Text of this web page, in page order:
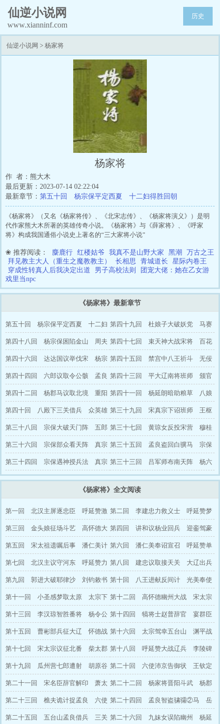
仙逆小说网
www.xianninf.com
历史
仙逆小说网 > 杨家将
杨家将
作 者：熊大木
最后更新：2023-07-14 02:22:04
最新章节： 第五十回 杨宗保平定西夏 十二妇得胜回朝
《杨家将》（又名《杨家将传》、《北宋志传》、《杨家将演义》）是明
代作家熊大木所著的英雄传奇小说。《杨家将》与《薛家将》、《呼家
将》构成我国通俗小说史上著名的“三大家将小说”
❀ 推荐阅读： 麋鹿行 红楼姑爷 我真不是山野大家 黑潮
万古之王
拜见教主大人（重生之魔教教主）
长相思 青城道长
星际内卷王
穿成性转真人后我决定出道
男子高校法则
团宠大佬：她在乙女游
戏里当npc
《杨家将》最新章节
第五十回 杨宗保平定西夏 十二妇
得胜回朝
第四十九回 杜娘子大破妖党 马赛
英火烧番营
第四十八回 杨宗保困陷金山 周夫
人力主救兵
第四十七回 束天神大战宋将 百花
女锤打张达
第四十六回 达达国议举伐宋 杨宗
保兵征西夏
第四十五回 禁宫中八王祈斗 无佞
府郡马寿终
第四十四回 六郎议取令公骸 孟良
焦赞双丧命
第四十三回 平大辽南将班师 颁官
诰大封功臣
第四十二回 杨郡马议取北境 重阳
女大闹幽州
第四十一回 杨延朗暗助粮草 八娘
子大战番兵
第四十回 八殿下三关借兵 众英雄
九龙斗武
第三十九回 宋真宗下诏班师 王枢
密进用反间
第三十八回 宗保大破天门阵 五郎
降伏萧天佐
第三十七回 黄琼女反投宋营 穆桂
英破阵救姑
第三十六回 宗保部众看天阵 真宗
筑坛封将帅
第三十五回 孟良盗回白骥马 宗保
佳遇穆桂英
第三十四回 宗保遇神授兵法 真宗
出榜募医人
第三十三回 吕军师布南天阵 杨六
使明下三关
《杨家将》全文阅读
第一回 北汉主屏逐忠臣 呼延赞激
烈报仇
第二回 李建忠力救义士 呼延赞梦
神教武
第三回 金头娘征场斗艺 高怀德大
战潞州
第四回 讲和议杨业回兵 迎銮驾豪
杰施能
第五回 宋太祖遗嘱后事 潘仁美计
逐英雄
第六回 潘仁美奉诏宣召 呼延赞单
骑救驾
第七回 北汉主议守河东 呼延赞力
擒敌将
第八回 建忠议取接天关 大辽出兵
救晋阳
第九回 郭进大破耶律沙 刘钧敕书
召杨业
第十回 八王进献反间计 光美奉使
说杨业
第十一回 小圣感梦取太原 太宗下
议征大辽
第十二回 高怀德幽州大战 宋太宗
班师还汴
第十三回 李汉琼智胜番将 杨令公
大破辽兵
第十四回 犒将士赵普辞官 宴群臣
宋琪赋诗
第十五回 曹彬部兵征大辽 怀德战
死歧沟关
第十六回 太宗驾幸五台山 渊平战
死幽州城
第十七回 宋太宗议征北番 柴太郡
奏保杨业
第十八回 呼延赞大战辽兵 李陵碑
杨业死节
第十九回 瓜州营七郎遭射 胡原谷
六使遇救
第二十回 六使沛京告御状 王钦定
计图八王
第二十一回 宋名臣辞官解印 萧太
后议图中原
第二十二回 杨家将晋阳斗武 杨郡
马领镇三关
第二十三回 樵夫诡计捉孟良 六使
单骑收焦赞
第二十四回 孟良智盗骕骦②马 岳
胜大战萧天佑
第二十五回 五台山孟良借兵 三关 第二十六回 九妹女误陷幽州 杨延